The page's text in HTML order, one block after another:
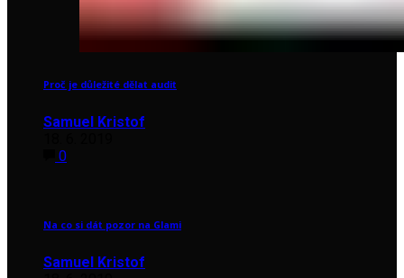
Proč je důležité dělat audit
Samuel Kristof
0
Na co si dát pozor na Glami
Samuel Kristof